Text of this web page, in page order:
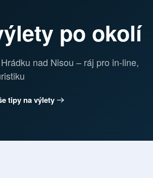
po okolí
nad Nisou – ráj pro in-line,
tipy na výlety